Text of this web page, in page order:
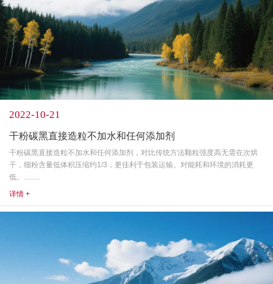
2022-10-21
干粉碳黑直接造粒不加水和任何添加剂
干粉碳黑直接造粒不加水和任何添加剂，对比传统方法颗粒强度高无需在次烘
干，细粉含量低体积压缩约1/3，更佳利于包装运输。对能耗和环境的消耗更
低。.........
详情 +